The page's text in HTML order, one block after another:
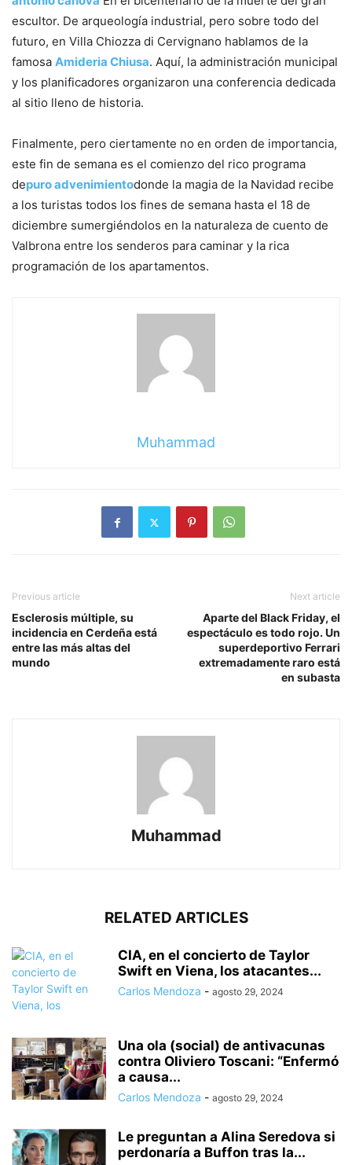
escultor. De arqueología industrial, pero sobre todo del
futuro, en Villa Chiozza di Cervignano hablamos de la
famosa Amideria Chiusa. Aquí, la administración municipal
y los planificadores organizaron una conferencia dedicada
al sitio lleno de historia.
Finalmente, pero ciertamente no en orden de importancia,
este fin de semana es el comienzo del rico programa
depuro advenimientodonde la magia de la Navidad recibe
a los turistas todos los fines de semana hasta el 18 de
diciembre sumergiéndolos en la naturaleza de cuento de
Valbrona entre los senderos para caminar y la rica
programación de los apartamentos.
Muhammad
Previous article
Esclerosis múltiple, su
incidencia en Cerdeña está
entre las más altas del
mundo
Next article
Aparte del Black Friday, el
espectáculo es todo rojo. Un
superdeportivo Ferrari
extremadamente raro está
en subasta
Muhammad
RELATED ARTICLES
CIA, en el concierto de Taylor
Swift en Viena, los atacantes...
Carlos Mendoza - agosto 29, 2024
Una ola (social) de antivacunas
contra Oliviero Toscani: “Enfermó
a causa...
Carlos Mendoza - agosto 29, 2024
Le preguntan a Alina Seredova si
perdonaría a Buffon tras la...